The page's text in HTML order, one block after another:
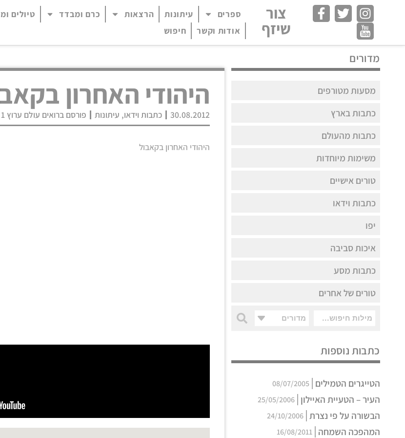
צור
שיזף
פתח תפריט במצב נגיש (התפריט יפתח בחלונית פופ-אפ)
ספרים עיתונות הרצאות כרם ומבדד טיולים
אודות וקשר
חיפוש
מדורים
מסעות מטורפים
כתבות בארץ
כתבות מהעולם
משימות מיוחדות
טורים אישיים
כתבות וידאו
יפו
איכות סביבה
כתבות מסע
טורים של אחרים
מדורים
כתבות נוספות
הטייגרים הטמילים 08/07/2005
העיר – הטעיית האיילון 25/05/2006
הבשורה על פי נצרת 24/10/2006
המהפכה השמחה 16/08/2011
היהודי האחרון
30.08.2012 כתבות וידאו, עיתונות פורסם ברואים עולם ערוץ 1
היהודי האחרון בקאבול